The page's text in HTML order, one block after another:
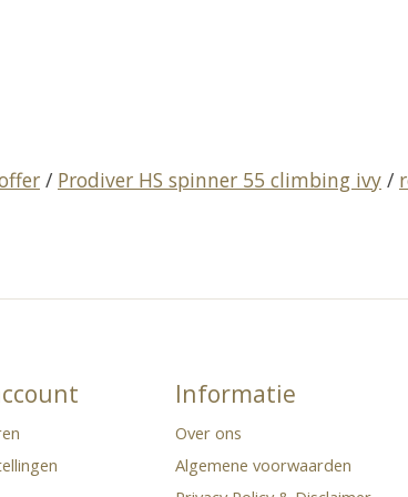
/ Prodiver HS spinner 55 climbing ivy /
Informatie
Over ons
Algemene voorwaarden